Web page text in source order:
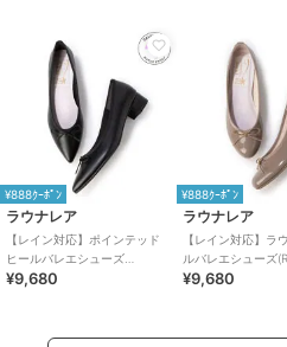
¥888ｸｰﾎﾟﾝ
ラウナレア
【レイン対応】ポインテッド
ヒールバレエシューズ
(RB9001A)
¥9,680
¥888ｸｰﾎﾟﾝ
ラウナレア
【レイン対応】ラ
ルバレエシューズ
¥9,680